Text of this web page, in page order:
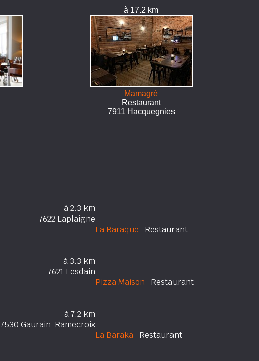
à 17.2 km
Mamagré
Restaurant
7911 Hacquegnies
à 2.3 km
7622 Laplaigne
La Baraque Restaurant
à 3.3 km
7621 Lesdain
Pizza Maison Restaurant
à 7.2 km
7530 Gaurain-Ramecroix
La Baraka Restaurant